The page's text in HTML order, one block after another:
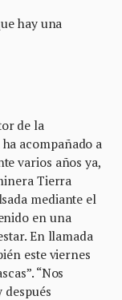
hay una
de la
acompañado a
varios años ya,
Tierra
mediante el
en una
En llamada
este viernes
“Nos
después